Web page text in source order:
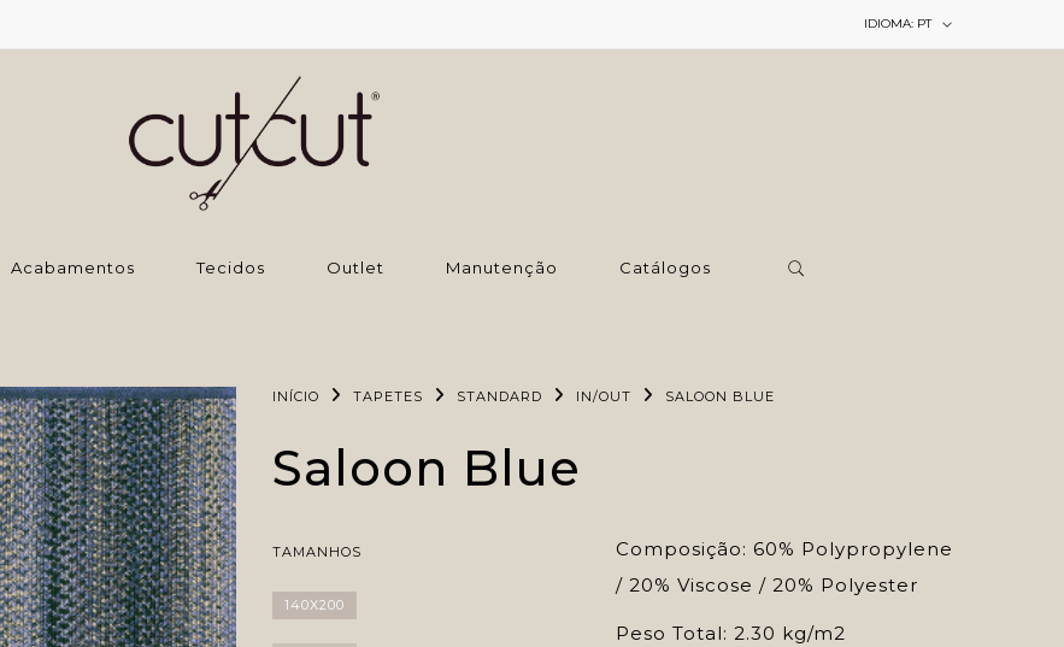
IDIOMA: PT
‌Acabamentos Tecidos Outlet Manutenção Catálogos
INÍCIO TAPETES STANDARD IN/OUT SALOON BLUE
Saloon Blue
TAMANHOS
140X200
Composição: 60% Polypropylene
/ 20% Viscose / 20% Polyester
Peso Total: 2.30 kg/m2